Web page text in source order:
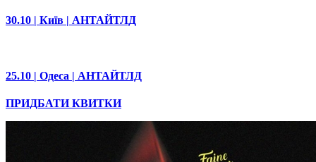
30.10 | Київ | АНТАЙТЛД
25.10 | Одеса | АНТАЙТЛД
ПРИДБАТИ КВИТКИ